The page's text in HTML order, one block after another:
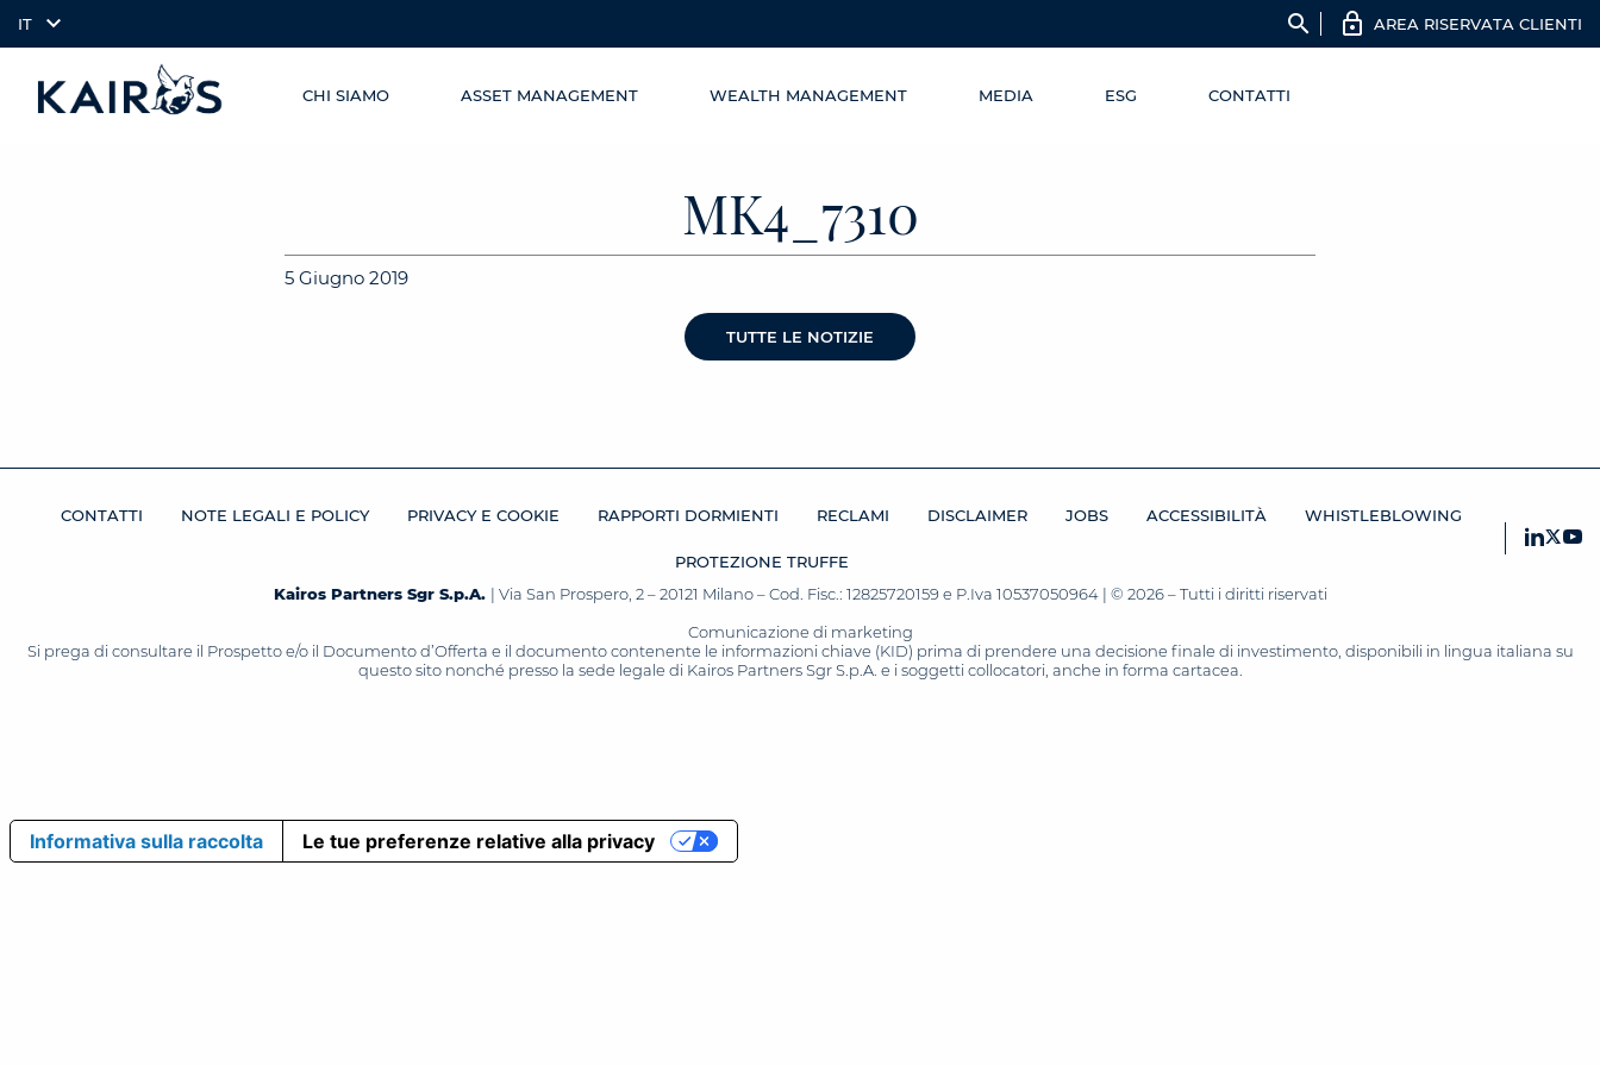
IT search AREA RISERVATA CLIENTI
CHI SIAMO ASSET MANAGEMENT WEALTH MANAGEMENT MEDIA ESG CONTATTI
MK4_7310
5 Giugno 2019
TUTTE LE NOTIZIE
CONTATTI NOTE LEGALI E POLICY PRIVACY E COOKIE RAPPORTI DORMIENTI RECLAMI DISCLAIMER JOBS ACCESSIBILITÀ WHISTLEBLOWING
PROTEZIONE TRUFFE
Kairos Partners Sgr S.p.A. | Via San Prospero, 2 – 20121 Milano – Cod. Fisc.: 12825720159 e P.Iva 10537050964 | © 2026 – Tutti i diritti riservati
Comunicazione di marketing
Si prega di consultare il Prospetto e/o il Documento d’Offerta e il documento contenente le informazioni chiave (KID) prima di prendere una decisione finale di investimento, disponibili in lingua italiana su
questo sito nonché presso la sede legale di Kairos Partners Sgr S.p.A. e i soggetti collocatori, anche in forma cartacea.
Informativa sulla raccolta Le tue preferenze relative alla privacy